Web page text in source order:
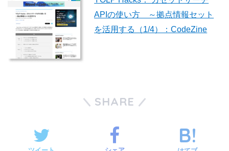
APIの使い方 ～拠点情報セット
を活用する（1/4）：CodeZine
SHARE